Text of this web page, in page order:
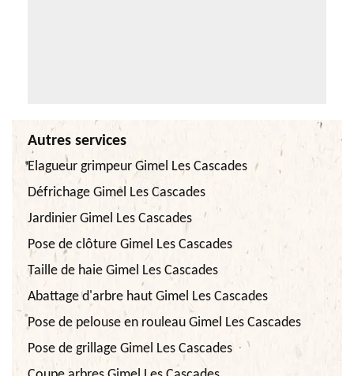
Autres services
Elagueur grimpeur Gimel Les Cascades
Défrichage Gimel Les Cascades
Jardinier Gimel Les Cascades
Pose de clôture Gimel Les Cascades
Taille de haie Gimel Les Cascades
Abattage d'arbre haut Gimel Les Cascades
Pose de pelouse en rouleau Gimel Les Cascades
Pose de grillage Gimel Les Cascades